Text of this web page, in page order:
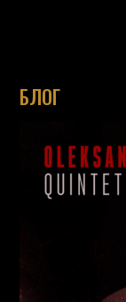
БЛОГ